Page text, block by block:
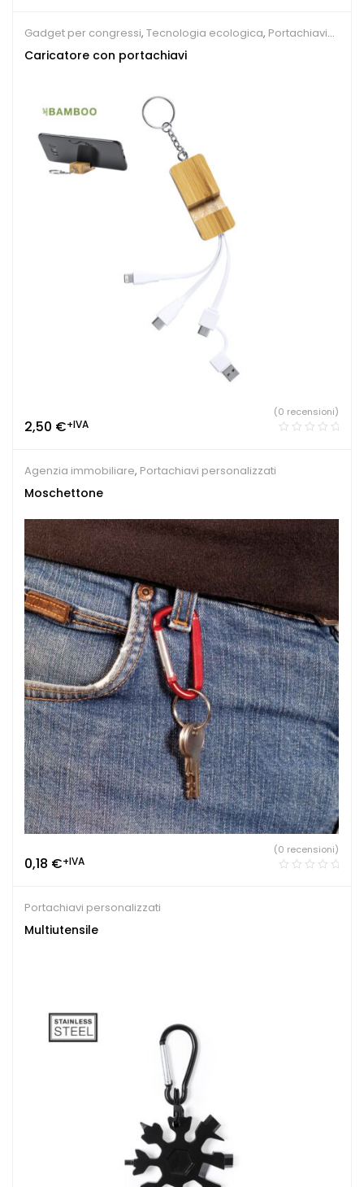
Gadget per congressi, Tecnologia ecologica, Portachiavi
personalizzati
Caricatore con portachiavi
2,50 €+IVA
(0 recensioni)
Agenzia immobiliare, Portachiavi personalizzati
Moschettone
0,18 €+IVA
(0 recensioni)
Portachiavi personalizzati
Multiutensile